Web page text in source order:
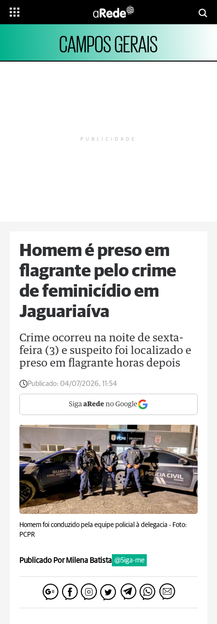
CAMPOS GERAIS
PUBLICIDADE
Homem é preso em
flagrante pelo crime
de feminicídio em
Jaguariaíva
Crime ocorreu na noite de sexta-
feira (3) e suspeito foi localizado e
preso em flagrante horas depois
Publicado: 04/07/2026, 11:54
Siga aRede no Google
Homem foi conduzido pela equipe policial à delegacia - Foto:
PCPR
Publicado Por Milena Batista @Siga-me